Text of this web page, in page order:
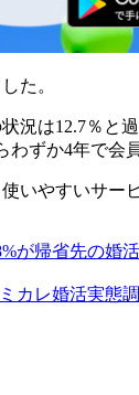
た。
況は12.7％
ずか4年で
いやすいサー
が帰省先の婚
カレ婚活実態調